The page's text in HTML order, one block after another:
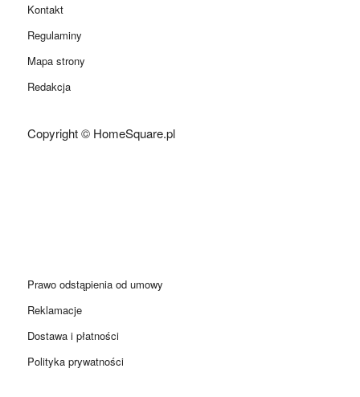
Kontakt
Regulaminy
Mapa strony
Redakcja
Copyright © HomeSquare.pl
Prawo odstąpienia od umowy
Reklamacje
Dostawa i płatności
Polityka prywatności